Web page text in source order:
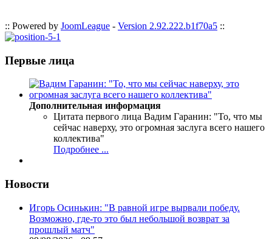
:: Powered by JoomLeague - Version 2.92.222.b1f70a5 ::
Первые лица
Дополнительная информация
Цитата первого лица Вадим Гаранин: "То, что мы
сейчас наверху, это огромная заслуга всего нашего
коллектива"
Подробнее ...
Новости
Игорь Осинькин: "В равной игре вырвали победу.
Возможно, где-то это был небольшой возврат за
прошлый матч"